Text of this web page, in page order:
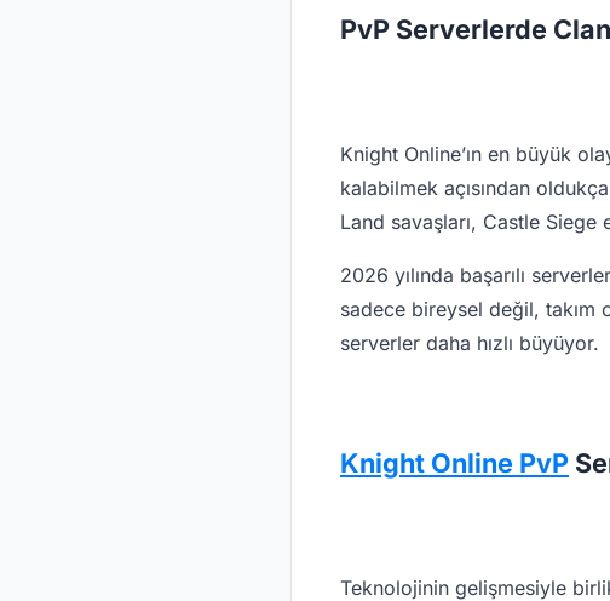
PvP Serverlerde
Knight Online’ın en büyük
kalabilmek açısından
Land savaşları, Castle
2026 yılında başarılı
sadece bireysel değil,
serverler daha hızlı büyüyor.
Knight Online PvP
Teknolojinin gelişmesiyle